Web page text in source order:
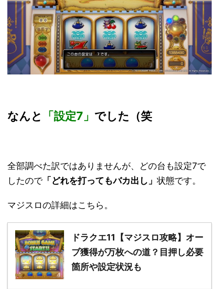
なんと 「設定7」 でした（笑
全部調べた訳ではありませんが、どの台も設定7で
したので「どれを打ってもバカ出し」状態です。
マジスロの詳細はこちら。
ドラクエ11【マジスロ攻略】オー
ブ獲得が万枚への道？目押し必要
箇所や設定状況も